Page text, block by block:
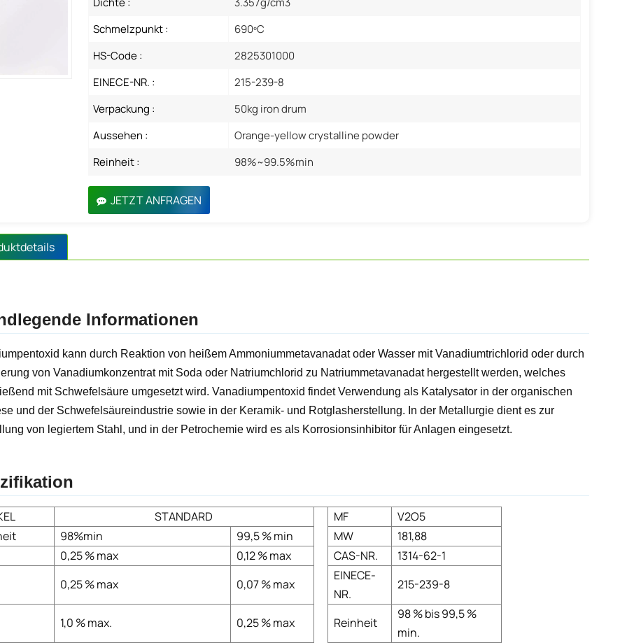
Schmelzpunkt :
690ºC
HS-Code :
2825301000
EINECE-NR. :
215-239-8
Verpackung :
50kg iron drum
Aussehen :
Orange-yellow crystalline powder
Reinheit :
98%~99.5%min
JETZT ANFRAGEN
Informationen
kann durch Reaktion von heißem Ammoniummetavanadat oder Wasser mit Vanadiumtrichlorid oder durch
von Vanadiumkonzentrat mit Soda oder Natriumchlorid zu Natriummetavanadat hergestellt werden, welches
mit Schwefelsäure umgesetzt wird. Vanadiumpentoxid findet Verwendung als Katalysator in der organischen
und der Schwefelsäureindustrie sowie in der Keramik- und Rotglasherstellung. In der Metallurgie dient es zur
von legiertem Stahl, und in der Petrochemie wird es als Korrosionsinhibitor für Anlagen eingesetzt.
STANDARD MF
V2O5
98%min 99,5 % min MW
181,88
0,25 % max
0,12 % max CAS-NR.
1314-62-1
0,25 % max
0,07 % max
EINECE-
NR.
215-239-8
1,0 % max. 0,25 % max Reinheit
98 % bis 99,5 %
min.